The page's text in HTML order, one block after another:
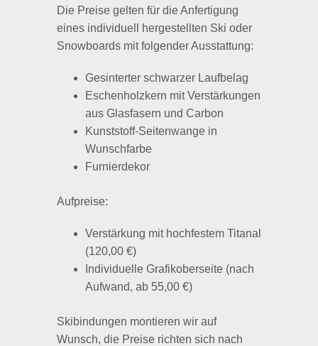
Die Preise gelten für die Anfertigung
eines individuell hergestellten Ski oder
Snowboards mit folgender Ausstattung:
Gesinterter schwarzer Laufbelag
Eschenholzkern mit Verstärkungen
aus Glasfasern und Carbon
Kunststoff-Seitenwange in
Wunschfarbe
Furnierdekor
Aufpreise:
Verstärkung mit hochfestem Titanal
(120,00 €)
Individuelle Grafikoberseite (nach
Aufwand, ab 55,00 €)
Skibindungen montieren wir auf
Wunsch, die Preise richten sich nach